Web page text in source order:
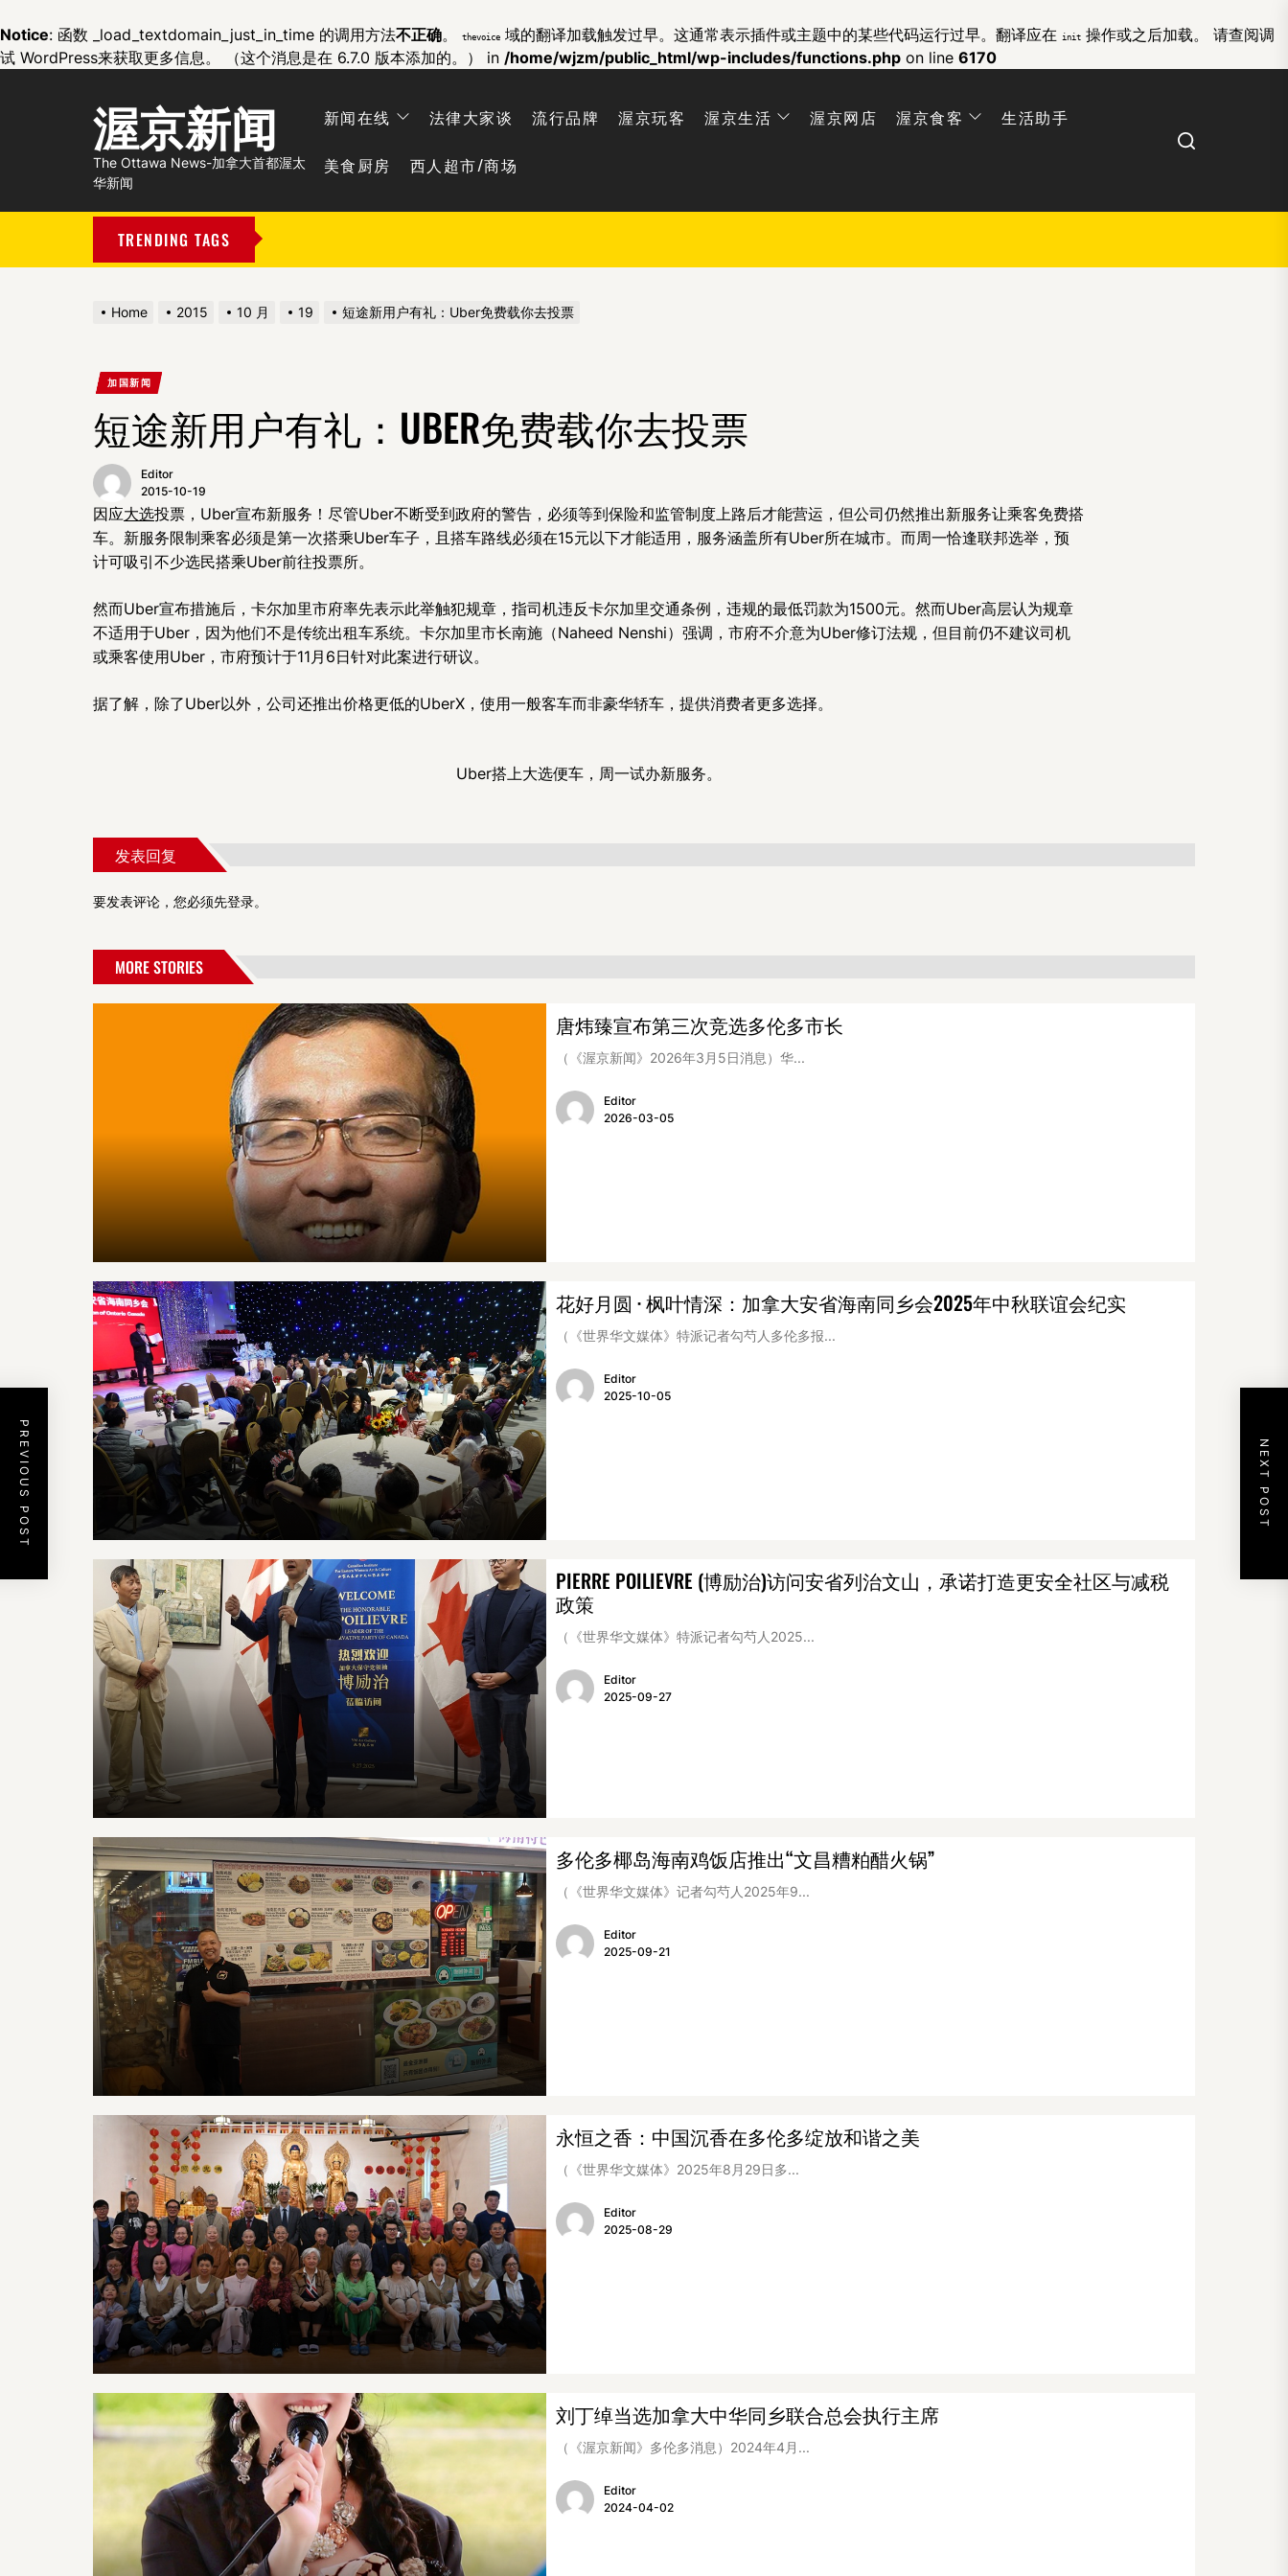
Notice: 函数 _load_textdomain_just_in_time 的调用方法不正确。 thevoice 域的翻译加载触发过早。这通常表示插件或主题中的某些代码运行过早。翻译应在 init 操作或之后加载。 请查阅调
试 WordPress来获取更多信息。 （这个消息是在 6.7.0 版本添加的。） in /home/wjzm/public_html/wp-includes/functions.php on line 6170
渥京新闻
The Ottawa News-加拿大首都渥太
华新闻
新闻在线 法律大家谈 流行品牌 渥京玩客 渥京生活 渥京网店 渥京食客 生活助手
美食厨房 西人超市/商场
Search
TRENDING TAGS
Home 2015 10 月 19 短途新用户有礼：Uber免费载你去投票
加国新闻
短途新用户有礼：UBER免费载你去投票
Editor
2015-10-19
因应大选投票，Uber宣布新服务！尽管Uber不断受到政府的警告，必须等到保险和监管制度上路后才能营运，但公司仍然推出新服务让乘客免费搭
车。新服务限制乘客必须是第一次搭乘Uber车子，且搭车路线必须在15元以下才能适用，服务涵盖所有Uber所在城市。而周一恰逢联邦选举，预
计可吸引不少选民搭乘Uber前往投票所。
然而Uber宣布措施后，卡尔加里市府率先表示此举触犯规章，指司机违反卡尔加里交通条例，违规的最低罚款为1500元。然而Uber高层认为规章
不适用于Uber，因为他们不是传统出租车系统。卡尔加里市长南施（Naheed Nenshi）强调，市府不介意为Uber修订法规，但目前仍不建议司机
或乘客使用Uber，市府预计于11月6日针对此案进行研议。
据了解，除了Uber以外，公司还推出价格更低的UberX，使用一般客车而非豪华轿车，提供消费者更多选择。
Uber搭上大选便车，周一试办新服务。
发表回复
要发表评论，您必须先登录。
PREVIOUS POST NEXT POST
MORE STORIES
唐炜臻宣布第三次竞选多伦多市长
（《渥京新闻》2026年3月5日消息）华...
Editor
2026-03-05
花好月圆 · 枫叶情深：加拿大安省海南同乡会2025年中秋联谊会纪实
（《世界华文媒体》特派记者勾芍人多伦多报...
Editor
2025-10-05
PIERRE POILIEVRE (博励治)访问安省列治文山，承诺打造更安全社区与减税
政策
（《世界华文媒体》特派记者勾芍人2025...
Editor
2025-09-27
多伦多椰岛海南鸡饭店推出“文昌糟粕醋火锅”
（《世界华文媒体》记者勾芍人2025年9...
Editor
2025-09-21
永恒之香：中国沉香在多伦多绽放和谐之美
（《世界华文媒体》2025年8月29日多...
Editor
2025-08-29
刘丁绰当选加拿大中华同乡联合总会执行主席
（《渥京新闻》多伦多消息）2024年4月...
Editor
2024-04-02